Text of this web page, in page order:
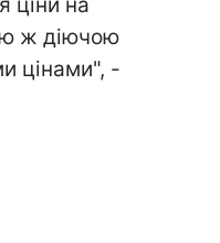
ж діючою
цінами", -